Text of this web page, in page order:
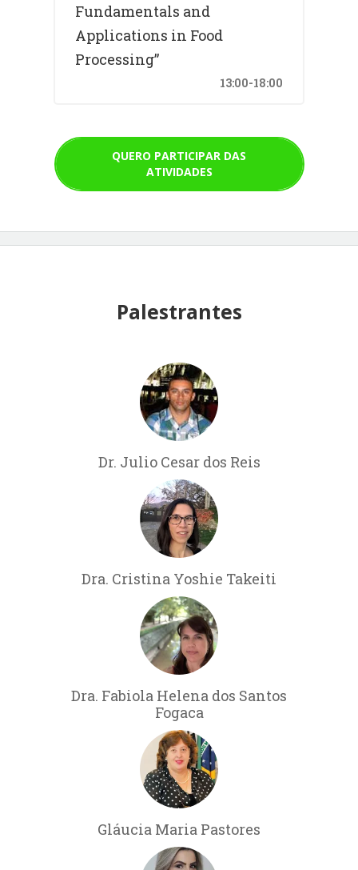
Fundamentals and
Applications in Food
Processing”
13:00-18:00
QUERO PARTICIPAR DAS
ATIVIDADES
Palestrantes
Dr. Julio Cesar dos Reis
Dra. Cristina Yoshie Takeiti
Dra. Fabiola Helena dos Santos
Fogaca
Gláucia Maria Pastores